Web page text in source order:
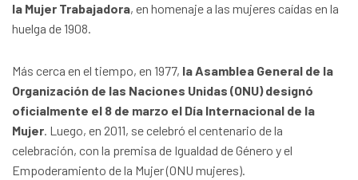
la Mujer Trabajadora, en homenaje a las mujeres caídas en la
huelga de 1908.
Más cerca en el tiempo, en 1977, la Asamblea General de la
Organización de las Naciones Unidas (ONU) designó
oficialmente el 8 de marzo el Día Internacional de la
Mujer. Luego, en 2011, se celebró el centenario de la
celebración, con la premisa de Igualdad de Género y el
Empoderamiento de la Mujer (ONU mujeres).